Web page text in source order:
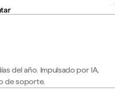
del año. Impulsado por IA,
de soporte.